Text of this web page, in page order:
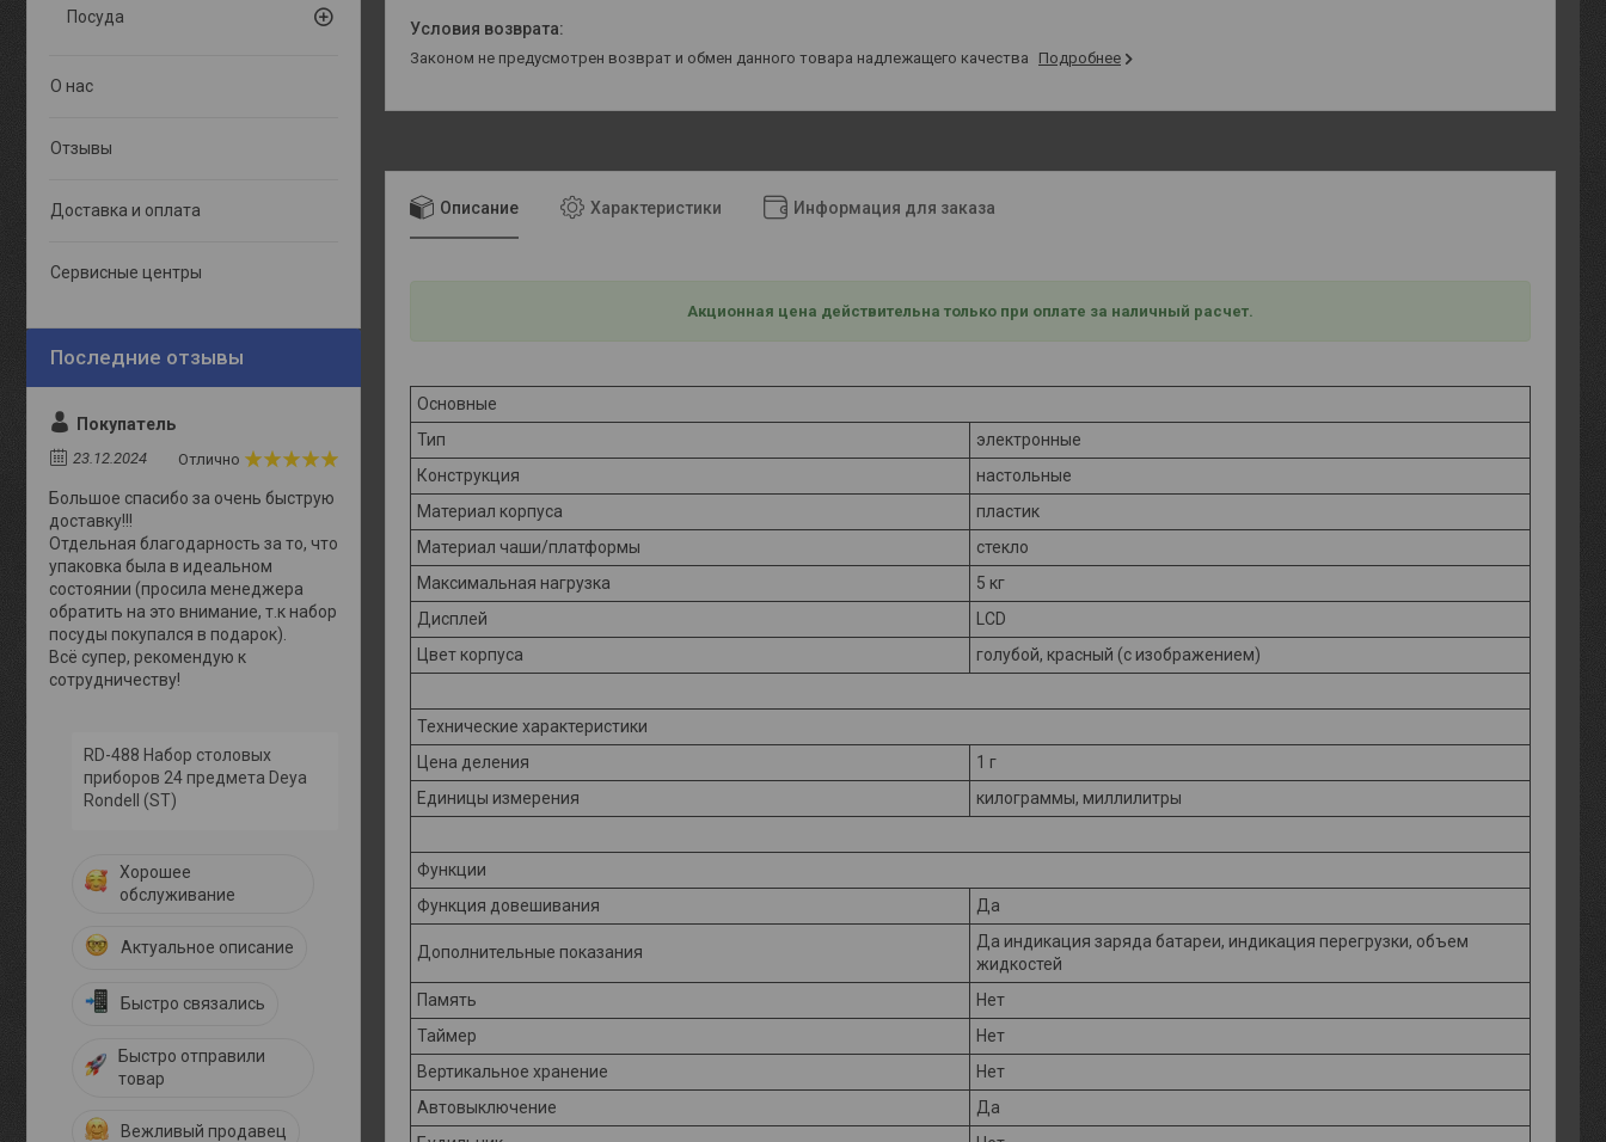
Законом не предусмотрен возврат и обмен данного товара надлежащего качества Подробнее
Описание Характеристики Информация для заказа
Акционная цена действительна только при оплате за наличный расчет.
Основные
Тип
электронные
Конструкция
настольные
Материал корпуса
пластик
Материал чаши/платформы
стекло
Максимальная нагрузка
5 кг
Дисплей
LCD
Цвет корпуса
голубой, красный (с изображением)
Технические характеристики
Цена деления
1 г
Единицы измерения
килограммы, миллилитры
Функции
Функция довешивания
Да
Дополнительные показания
Да индикация заряда батареи, индикация перегрузки, объем
жидкостей
Память
Нет
Таймер
Нет
Вертикальное хранение
Нет
Автовыключение
Да
Посуда
О нас
Отзывы
Доставка и оплата
Сервисные центры
Покупатель
23.12.2024 Отлично
Большое спасибо за очень быструю
доставку!!!
Отдельная благодарность за то, что
упаковка была в идеальном
состоянии (просила менеджера
обратить на это внимание, т.к набор
посуды покупался в подарок).
Всё супер, рекомендую к
сотрудничеству!
RD-488 Набор столовых
приборов 24 предмета Deya
Rondell (ST)
Хорошее
обслуживание
Актуальное описание
Быстро связались
Быстро отправили
товар
Вежливый продавец